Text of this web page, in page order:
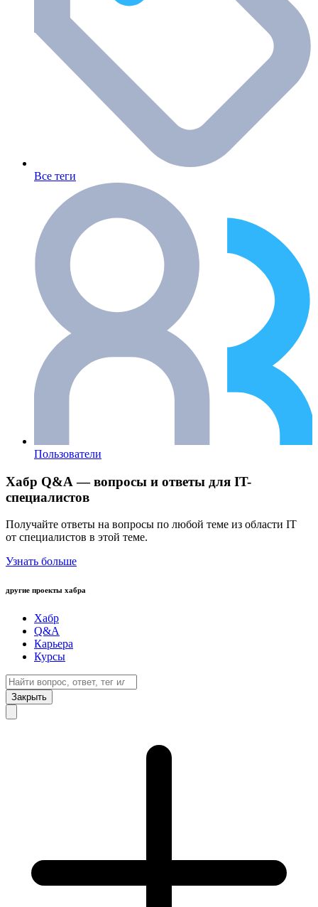
Все теги
Пользователи
Хабр Q&A — вопросы и ответы для IT-
специалистов
Получайте ответы на вопросы по любой теме из области IT
от специалистов в этой теме.
Узнать больше
другие проекты хабра
Хабр
Q&A
Карьера
Курсы
Закрыть